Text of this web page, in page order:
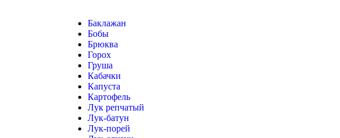
Баклажан
Бобы
Брюква
Горох
Груша
Кабачки
Капуста
Картофель
Лук репчатый
Лук-батун
Лук-порей